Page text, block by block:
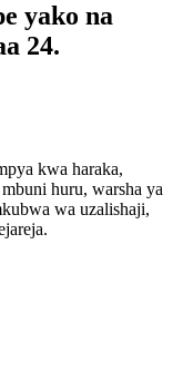
yako na
24.
kwa haraka,
huru, warsha ya
wa uzalishaji,